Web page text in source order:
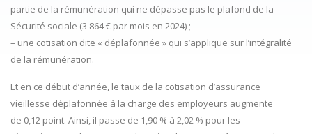
partie de la rémunération qui ne dépasse pas le plafond de la
Sécurité sociale (3 864 € par mois en 2024) ;
– une cotisation dite « déplafonnée » qui s’applique sur l’intégralité
de la rémunération.
Et en ce début d’année, le taux de la cotisation d’assurance
vieillesse déplafonnée à la charge des employeurs augmente
de 0,12 point. Ainsi, il passe de 1,90 % à 2,02 % pour les